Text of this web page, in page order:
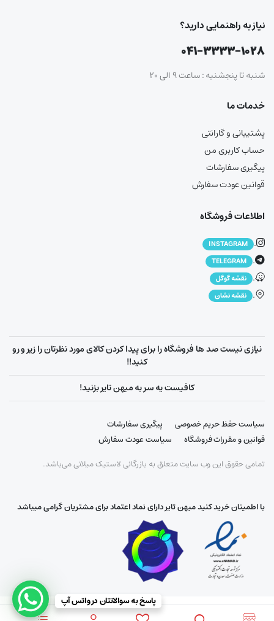
نیاز به راهنمایی دارید؟
۰۴۱-۳۳۳۳-۱۰۲۸
شنبه تا پنجشنبه : ساعت ۹ الی ۲۰
خدمات ما
پشتیبانی و گارانتی
حساب کاربری من
پیگیری سفارشات
قوانین عودت سفارش
اطلاعات فروشگاه
.
INSTAGRAM
.
TELEGRAM
. نقشه گوگل
. نقشه نشان
نیازی نیست صد ها فروشگاه را برای پیدا کردن کالای مورد نظرتان را زیر و رو
کنید!!
کافیست یه سر به میهن تایر بزنید!
سیاست حفظ حریم خصوصی
پیگیری سفارشات
قوانین و مقررات فروشگاه
سیاست عودت سفارش
تمامی حقوق این وب سایت متعلق به بازرگانی لاستیک میلانی می‌باشد.
با اطمینان خرید کنید میهن تایر دارای نماد اعتماد برای مشتریان گرامی میباشد
پاسخ به سوالاتتان در واتس آپ